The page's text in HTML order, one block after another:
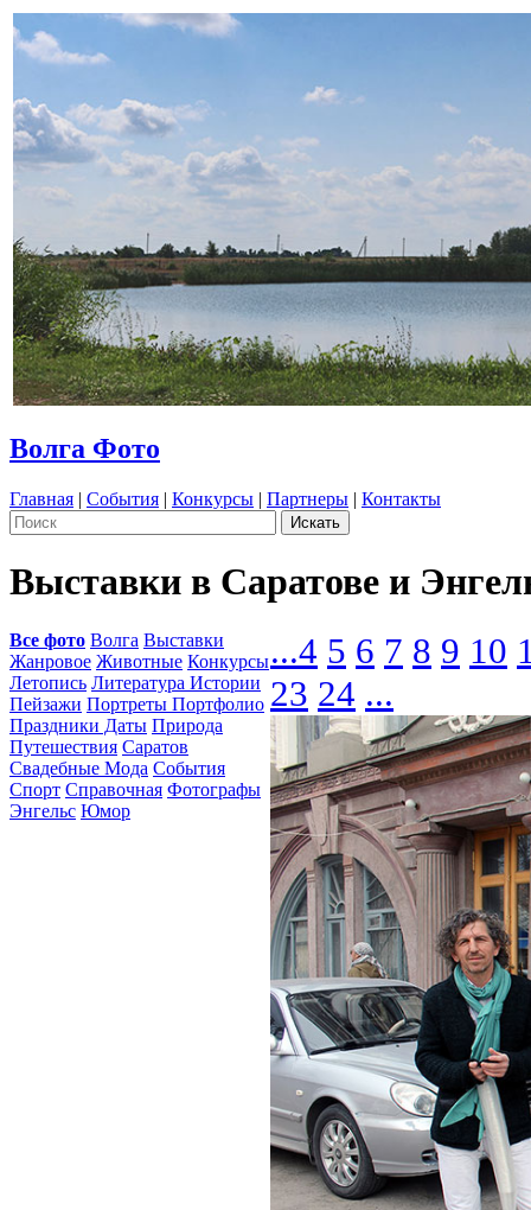
Волга Фото
Главная | События | Конкурсы | Партнеры | Контакты
Выставки в Саратове и
Все фото Волга Выставки
Жанровое Животные Конкурсы
Летопись Литература Истории
Пейзажи Портреты Портфолио
Праздники Даты Природа
Путешествия Саратов
Свадебные Мода События
Спорт Справочная Фотографы
Энгельс Юмор
...4 5 6 7 8 9 10
23 24 ...